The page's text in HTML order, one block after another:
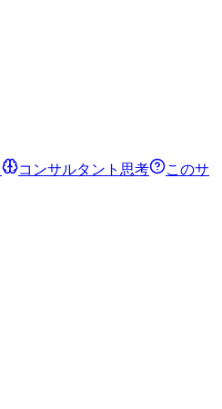
コンサルタント思考
このサ